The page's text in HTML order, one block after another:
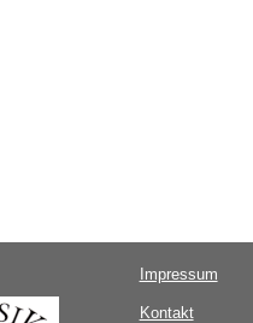
Impressum
Kontakt